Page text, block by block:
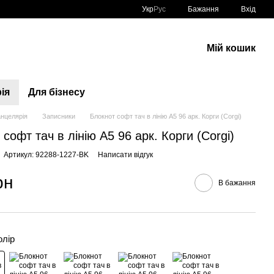
УкрРус Бажання Вхід
Мій кошик
Для бізнесу
Записники Блокнот софт тач в лінію А5 96 арк. Корги (Corgi)
тач в лінію А5 96 арк. Корги (Corgi)
Артикул: 92288-1227-BK Написати відгук
В бажання